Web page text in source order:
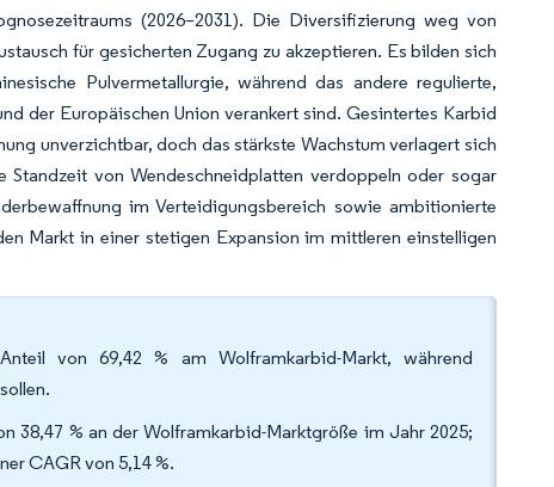
(2026–2031). Die Diversifizierung weg von
für gesicherten Zugang zu akzeptieren. Es bilden sich
Pulvermetallurgie, während das andere regulierte,
der Europäischen Union verankert sind. Gesintertes Karbid
unverzichtbar, doch das stärkste Wachstum verlagert sich
von Wendeschneidplatten verdoppeln oder sogar
im Verteidigungsbereich sowie ambitionierte
Markt in einer stetigen Expansion im mittleren einstelligen
von 69,42 % am Wolframkarbid-Markt, während
38,47 % an der Wolframkarbid-Marktgröße im Jahr 2025;
CAGR von 5,14 %.